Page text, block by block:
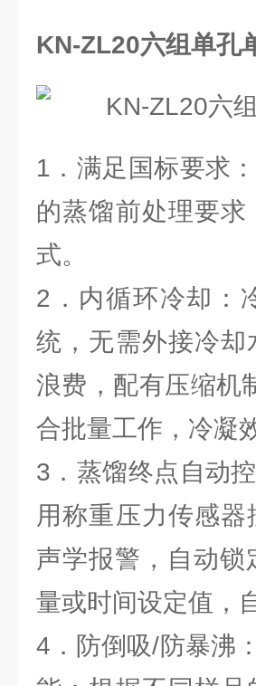
KN-ZL20六组单孔
1．满足国标要求
的蒸馏前处理要
式。
2．内循环冷却：
统，无需外接冷
浪费，配有压缩机
合批量工作，冷凝
3．蒸馏终点自动
用称重压力传感
声学报警，自动锁
量或时间设定值，
4．防倒吸/防暴沸